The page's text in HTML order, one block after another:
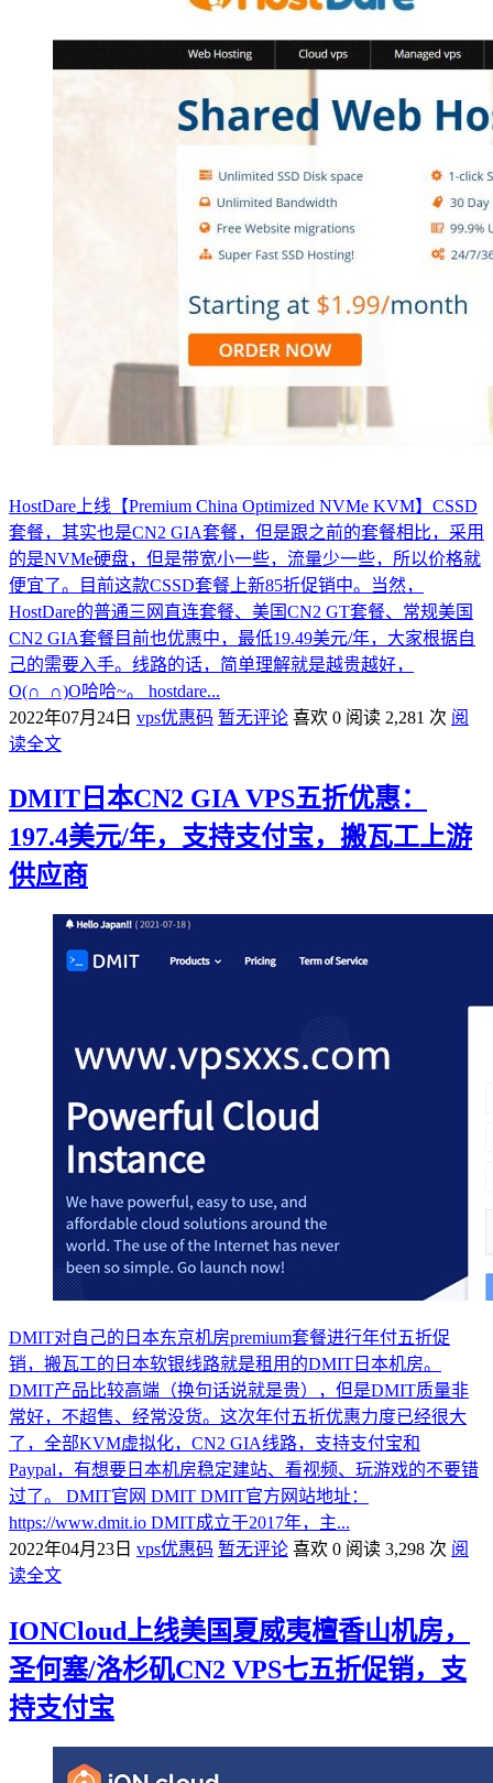
HostDare上线【Premium China Optimized NVMe KVM】CSSD
套餐，其实也是CN2 GIA套餐，但是跟之前的套餐相比，采用
的是NVMe硬盘，但是带宽小一些，流量少一些，所以价格就
便宜了。目前这款CSSD套餐上新85折促销中。当然，
HostDare的普通三网直连套餐、美国CN2 GT套餐、常规美国
CN2 GIA套餐目前也优惠中，最低19.49美元/年，大家根据自
己的需要入手。线路的话，简单理解就是越贵越好，
O(∩_∩)O哈哈~。 hostdare...
2022年07月24日 vps优惠码 暂无评论 喜欢 0 阅读 2,281 次 阅
读全文
DMIT日本CN2 GIA VPS五折优惠：
197.4美元/年，支持支付宝，搬瓦工上游
供应商
DMIT对自己的日本东京机房premium套餐进行年付五折促
销，搬瓦工的日本软银线路就是租用的DMIT日本机房。
DMIT产品比较高端（换句话说就是贵），但是DMIT质量非
常好，不超售、经常没货。这次年付五折优惠力度已经很大
了，全部KVM虚拟化，CN2 GIA线路，支持支付宝和
Paypal，有想要日本机房稳定建站、看视频、玩游戏的不要错
过了。 DMIT官网 DMIT DMIT官方网站地址：
https://www.dmit.io DMIT成立于2017年，主...
2022年04月23日 vps优惠码 暂无评论 喜欢 0 阅读 3,298 次 阅
读全文
IONCloud上线美国夏威夷檀香山机房，
圣何塞/洛杉矶CN2 VPS七五折促销，支
持支付宝